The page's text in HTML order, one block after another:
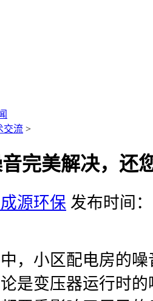
交流 >
完美解决，还
源环保 发布时间
，小区配电房的
是变压器运行时